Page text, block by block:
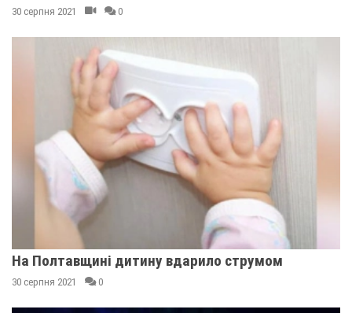
30 серпня 2021 0
На Полтавщині дитину вдарило струмом
30 серпня 2021 0